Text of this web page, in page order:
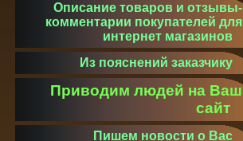
Описание товаров и отзывы-
комментарии покупателей для
интернет магазинов
Из пояснений заказчику
Приводим людей на Ваш
сайт
Пишем новости о Вас